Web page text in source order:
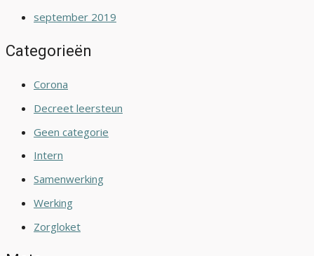
september 2019
Categorieën
Corona
Decreet leersteun
Geen categorie
Intern
Samenwerking
Werking
Zorgloket